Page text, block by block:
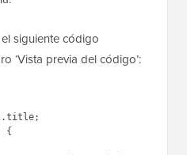
seleccionar ‘Fragmento
de código’ en el menú
‘Vista previa del código’: